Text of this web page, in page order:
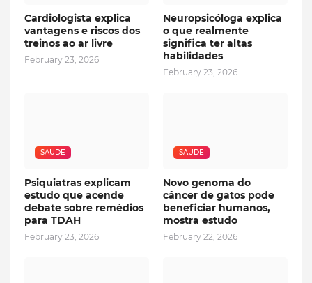
Cardiologista explica
vantagens e riscos dos
treinos ao ar livre
February 23, 2026
Neuropsicóloga explica
o que realmente
significa ter altas
habilidades
February 23, 2026
SAUDE
Psiquiatras explicam
estudo que acende
debate sobre remédios
para TDAH
February 23, 2026
SAUDE
Novo genoma do
câncer de gatos pode
beneficiar humanos,
mostra estudo
February 22, 2026